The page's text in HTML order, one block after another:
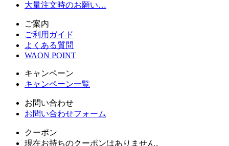
大量注文時のお願い…
ご案内
ご利用ガイド
よくある質問
WAON POINT
キャンペーン
キャンペーン一覧
お問い合わせ
お問い合わせフォーム
クーポン
現在お持ちのクーポンはありません。